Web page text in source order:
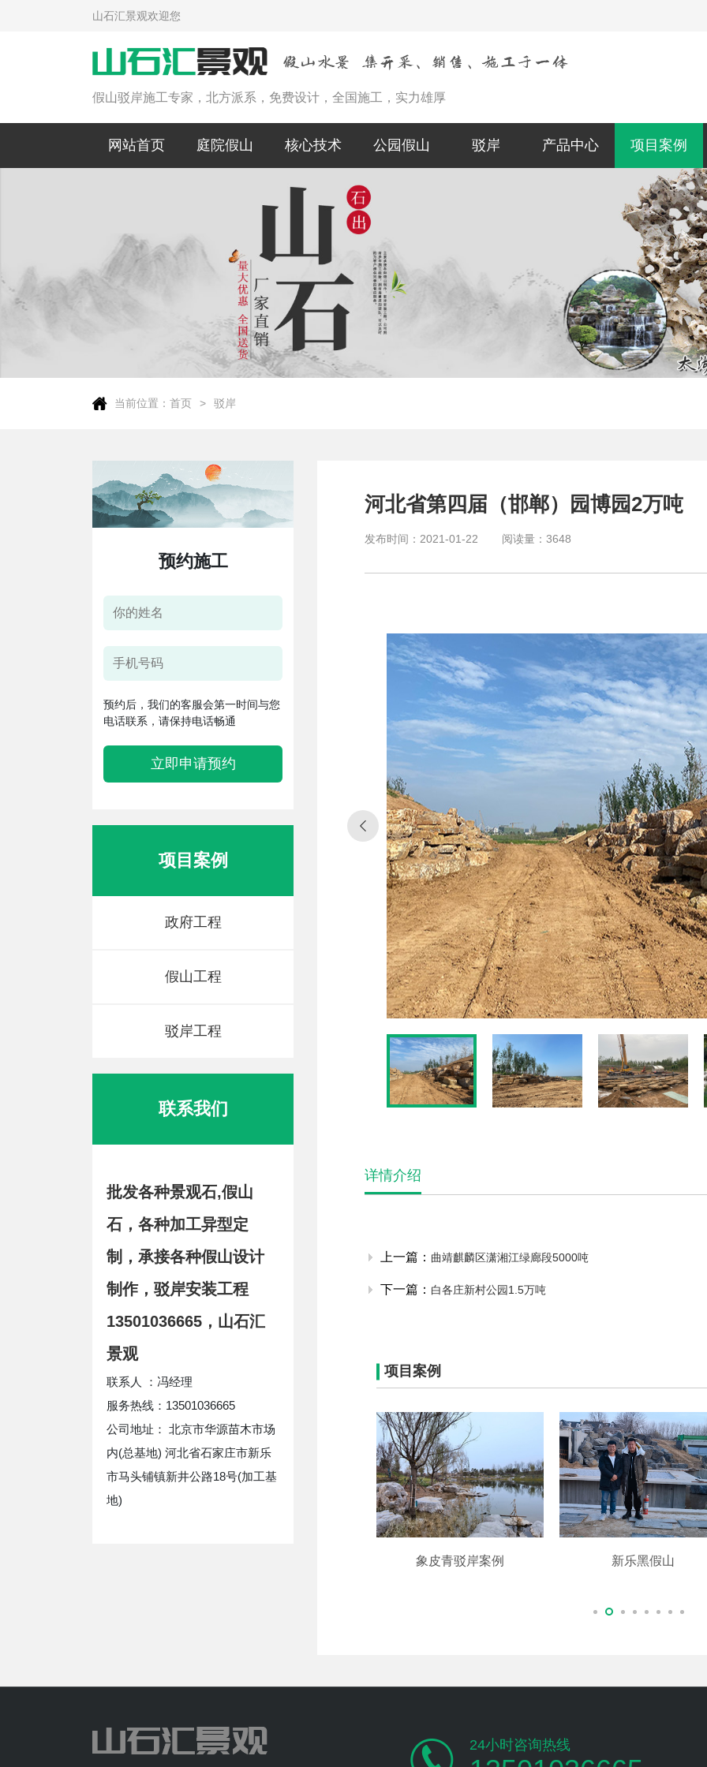
山石汇景观欢迎您
假山驳岸施工专家，北方派系，免费设计，全国施工，实力雄厚
网站首页 庭院假山 核心技术 公园假山 驳岸 产品中心 项目案例
当前位置： 首页 驳岸
预约施工
预约后，我们的客服会第一时间与您
电话联系，请保持电话畅通
立即申请预约
项目案例
政府工程
假山工程
驳岸工程
联系我们
批发各种景观石,假山
石，各种加工异型定
制，承接各种假山设计
制作，驳岸安装工程
13501036665，山石汇
景观
联系人 ：冯经理
服务热线：13501036665
公司地址： 北京市华源苗木市场
内(总基地) 河北省石家庄市新乐
市马头铺镇新井公路18号(加工基
地)
河北省第四届（邯郸）园博园2万吨
发布时间： 2021-01-22 阅读量： 3648
详情介绍
上一篇： 曲靖麒麟区潇湘江绿廊段5000吨
下一篇： 白各庄新村公园1.5万吨
项目案例
象皮青驳岸案例 新乐黑假山
24小时咨询热线